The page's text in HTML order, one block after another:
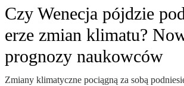
Czy Wenecja pójdzie
erze zmian klimatu?
prognozy naukowców
Zmiany klimatyczne pociągną za sobą